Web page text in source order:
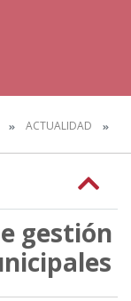
ACTUALIDAD
gestión